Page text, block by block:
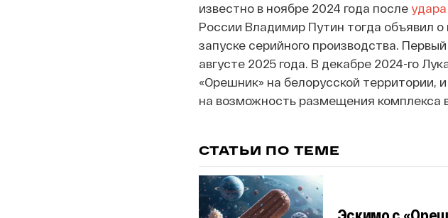
известно в ноябре 2024 года после удара
России Владимир Путин тогда объявил
запуске серийного производства.
августе 2025 года. В декабре 2024-го
«Орешник» на белорусской территории,
на возможность размещения комплекса
СТАТЬИ ПО ТЕМЕ